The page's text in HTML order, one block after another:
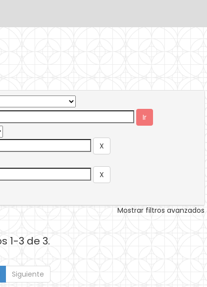
Mostrar filtros avanzados
1-3 de 3.
Siguiente